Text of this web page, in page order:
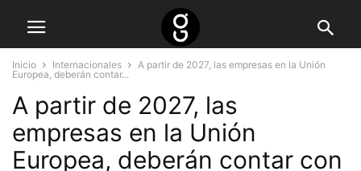
Inicio Internacionales
A partir de 2027, las empresas en la Unión
Europea, deberán contar...
A partir de 2027, las
empresas en la Unión
Europea, deberán contar con